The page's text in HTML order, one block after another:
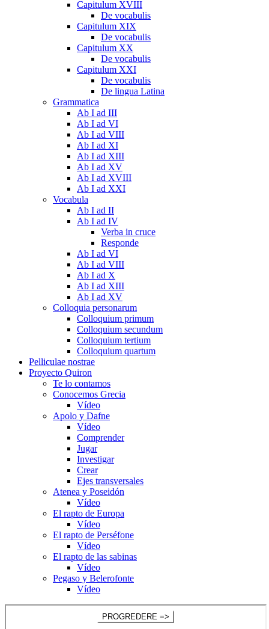
Capitulum XVIII
De vocabulis
Capitulum XIX
De vocabulis
Capitulum XX
De vocabulis
Capitulum XXI
De vocabulis
De lingua Latina
Grammatica
Ab I ad III
Ab I ad VI
Ab I ad VIII
Ab I ad XI
Ab I ad XIII
Ab I ad XV
Ab I ad XVIII
Ab I ad XXI
Vocabula
Ab I ad II
Ab I ad IV
Verba in cruce
Responde
Ab I ad VI
Ab I ad VIII
Ab I ad X
Ab I ad XIII
Ab I ad XV
Colloquia personarum
Colloquium primum
Colloquium secundum
Colloquium tertium
Colloquium quartum
Pelliculae nostrae
Proyecto Quiron
Te lo contamos
Conocemos Grecia
Vídeo
Apolo y Dafne
Vídeo
Comprender
Jugar
Investigar
Crear
Ejes transversales
Atenea y Poseidón
Vídeo
El rapto de Europa
Vídeo
El rapto de Perséfone
Vídeo
El rapto de las sabinas
Vídeo
Pegaso y Belerofonte
Vídeo